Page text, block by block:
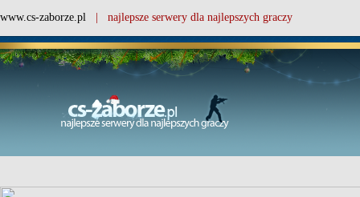
www.cs-zaborze.pl | najlepsze serwery dla najlepszych graczy